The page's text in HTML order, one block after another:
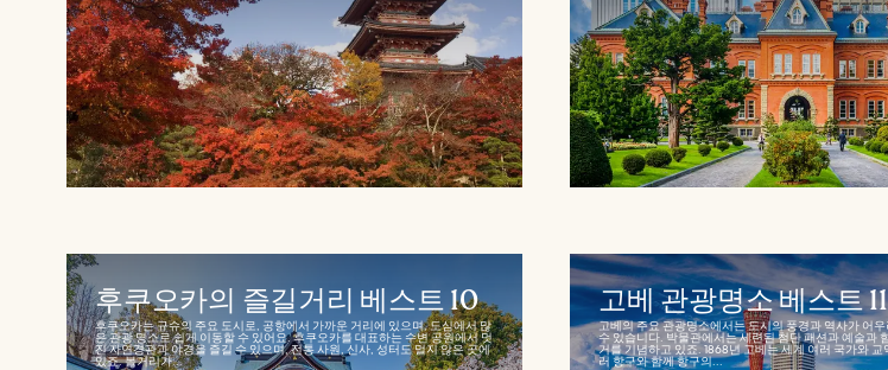
후쿠오카의 즐길거리 베스트 10
후쿠오카는 규슈의 주요 도시로, 공항에서 가까운 거리에 있으며, 도심에서 많
은 관광 명소로 쉽게 이동할 수 있어요. 후쿠오카를 대표하는 수변 공원에서 멋
진 자연경관과 야경을 즐길 수 있으며, 전통 사원, 신사, 성터도 멀지 않은 곳에
있죠. 볼거리가...
고베 관광명소 베스트 11
고베의 주요 관광명소에서는 도시의 풍경과 역사가 어
수 있습니다. 박물관에서는 세련된 첨단 패션과 예술과
거를 기념하고 있죠. 1868년 고베는 세계 여러 국가와
러 항구와 함께 항구의...